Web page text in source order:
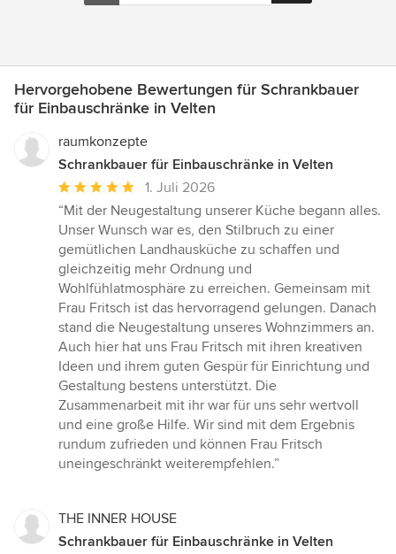
Hervorgehobene Bewertungen für Schrankbauer
für Einbauschränke in Velten
raumkonzepte
Schrankbauer für Einbauschränke in Velten
Durchschnittliche
Bewertung:
5
von
5
Sternen
1. Juli 2026
“Mit der Neugestaltung unserer Küche begann alles.
Unser Wunsch war es, den Stilbruch zu einer
gemütlichen Landhausküche zu schaffen und
gleichzeitig mehr Ordnung und
Wohlfühlatmosphäre zu erreichen. Gemeinsam mit
Frau Fritsch ist das hervorragend gelungen. Danach
stand die Neugestaltung unseres Wohnzimmers an.
Auch hier hat uns Frau Fritsch mit ihren kreativen
Ideen und ihrem guten Gespür für Einrichtung und
Gestaltung bestens unterstützt. Die
Zusammenarbeit mit ihr war für uns sehr wertvoll
und eine große Hilfe. Wir sind mit dem Ergebnis
rundum zufrieden und können Frau Fritsch
uneingeschränkt weiterempfehlen.”
THE INNER HOUSE
Schrankbauer für Einbauschränke in Velten